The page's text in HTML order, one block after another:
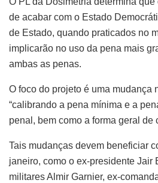
de acabar com o Estado
de Estado, quando praticados no
implicarão no uso da pena mais
ambas as penas.
O foco do projeto é uma mudança
“calibrando a pena mínima e a
penal, bem como a forma geral de
Tais mudanças devem beneficiar
janeiro, como o ex-presidente Jair
militares Almir Garnier, ex-